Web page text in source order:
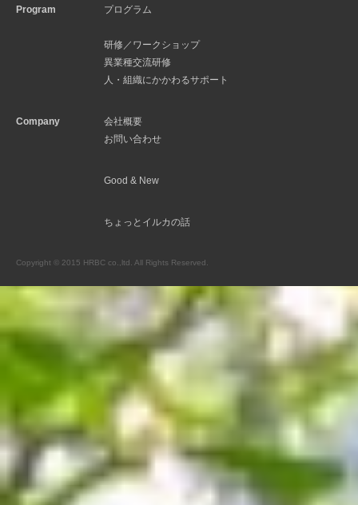
Program プログラム
研修／ワークショップ
異業種交流研修
人・組織にかかわるサポート
Company
会社概要
お問い合わせ
Good & New
ちょっとイルカの話
Copyright © 2015 HRBC co.,ltd. All Rights Reserved.